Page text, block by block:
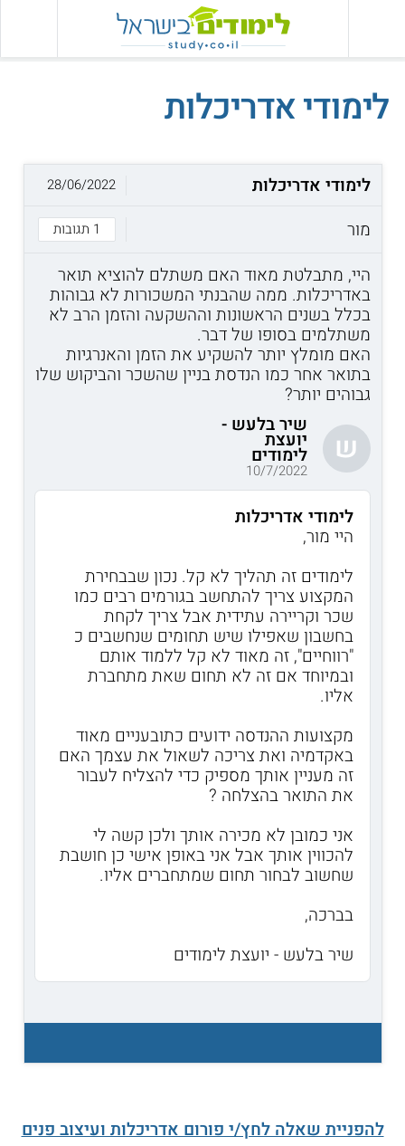
לימודי אדריכלות
לימודי אדריכלות
מור
1 תגובות
28/06/2022
היי, מתבלטת מאוד האם משתלם להוציא תואר
באדריכלות. ממה שהבנתי המשכורות לא גבוהות
בכלל בשנים הראשונות וההשקעה והזמן הרב לא
משתלמים בסופו של דבר.
האם מומלץ יותר להשקיע את הזמן והאנרגיות
בתואר אחר כמו הנדסת בניין שהשכר והביקוש שלו
גבוהים יותר?
ש
שיר בלעש -
יועצת
לימודים
10/7/2022
לימודי אדריכלות
היי מור,
לימודים זה תהליך לא קל. נכון שבבחירת
המקצוע צריך להתחשב בגורמים רבים כמו
שכר וקריירה עתידית אבל צריך לקחת
בחשבון שאפילו שיש תחומים שנחשבים כ
"רווחיים", זה מאוד לא קל ללמוד אותם
ובמיוחד אם זה לא תחום שאת מתחברת
אליו.
מקצועות ההנדסה ידועים כתובעניים מאוד
באקדמיה ואת צריכה לשאול את עצמך האם
זה מעניין אותך מספיק כדי להצליח לעבור
את התואר בהצלחה ?
אני כמובן לא מכירה אותך ולכן קשה לי
להכווין אותך אבל אני באופן אישי כן חושבת
שחשוב לבחור תחום שמתחברים אליו.
בברכה,
שיר בלעש - יועצת לימודים
להפניית שאלה לחץ/י פורום אדריכלות ועיצוב פנים